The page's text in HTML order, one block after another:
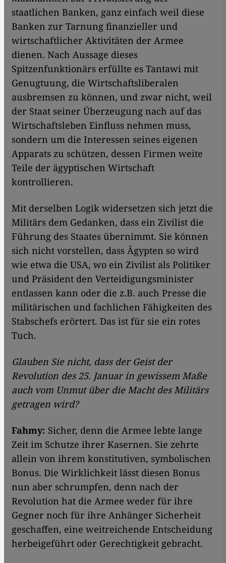
staatlichen Banken, ganz einfach weil diese
Banken zur Tarnung finanzieller und
wirtschaftlicher Aktivitäten der Armee
dienen. Nach Aussage dieses
Spitzenfunktionärs erfüllte es Tantawi mit
Genugtuung, die Wirtschaftsliberalen
ausbremsen zu können, und zwar nicht, weil
der Staat seiner Überzeugung nach auf das
Wirtschaftsleben Einfluss nehmen muss,
sondern um die Interessen seines eigenen
Apparats zu schützen, dessen Firmen weite
Teile der ägyptischen Wirtschaft
kontrollieren.
Mit derselben Logik widersetzen sich jetzt die
Militärs dem Gedanken, dass ein Zivilist die
Führung des Staates übernimmt. Sie können
sich nicht vorstellen, dass Ägypten so wird
wie etwa die USA, wo ein Zivilist als Politiker
und Präsident den Verteidigungsminister
entlassen kann oder die z.B. auch Presse die
militärischen und fachlichen Fähigkeiten des
Stabschefs erörtert. Das ist für sie ein rotes
Tuch.
Glauben Sie nicht, dass der Geist der
Revolution des 25. Januar in gewissem Maße
auch vom Unmut über die Macht des Militärs
getragen wird?
Fahmy: Sicher, denn die Armee lebte lange
Zeit im Schutze ihrer Kasernen. Sie zehrte
allein von ihrem konstitutiven, symbolischen
Bonus. Die Wirklichkeit lässt diesen Bonus
nun aber schrumpfen, denn nach der
Revolution hat die Armee weder für ihre
Gegner noch für ihre Anhänger Sicherheit
geschaffen, eine weitreichende Entscheidung
herbeigeführt oder Gerechtigkeit gebracht.